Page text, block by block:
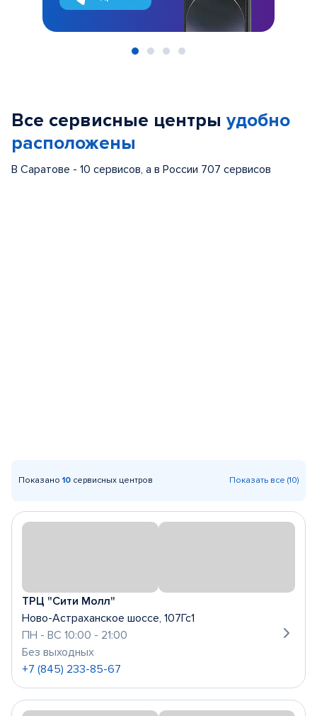
Все сервисные центры удобно
расположены
В Саратове - 10 сервисов, а в России 707 сервисов
Показано 10 сервисных центров Показать все (10)
ТРЦ "Сити Молл"
Ново-Астраханское шоссе, 107Гс1
ПН - ВС 10:00 - 21:00
Без выходных
+7 (845) 233-85-67